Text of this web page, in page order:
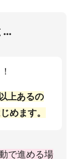
…
上あるの
めます。
で進める場